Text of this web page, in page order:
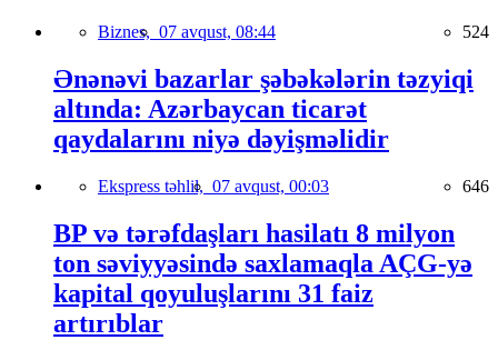
Biznes, 07 avqust, 08:44 524
Ənənəvi bazarlar şəbəkələrin təzyiqi
altında: Azərbaycan ticarət
qaydalarını niyə dəyişməlidir
Ekspress təhlil, 07 avqust, 00:03 646
BP və tərəfdaşları hasilatı 8 milyon
ton səviyyəsində saxlamaqla AÇG-yə
kapital qoyuluşlarını 31 faiz
artırıblar